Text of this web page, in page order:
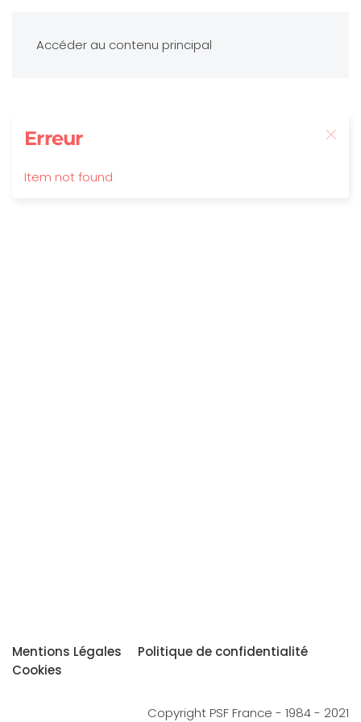
Accéder au contenu principal
Erreur
Item not found
Mentions Légales
Politique de confidentialité
Cookies
Copyright PSF France - 1984 - 2021